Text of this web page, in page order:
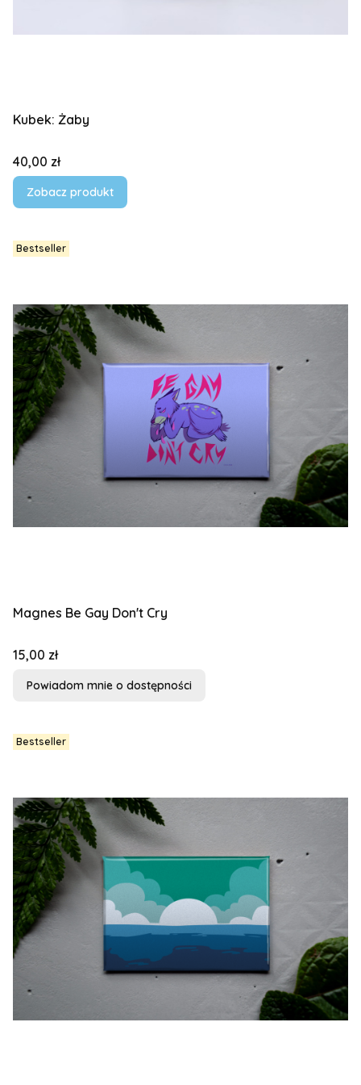
Kubek: Żaby
Cena
40,00 zł
Zobacz produkt
Bestseller
Magnes Be Gay Don't Cry
Cena
15,00 zł
Powiadom mnie o dostępności
Bestseller